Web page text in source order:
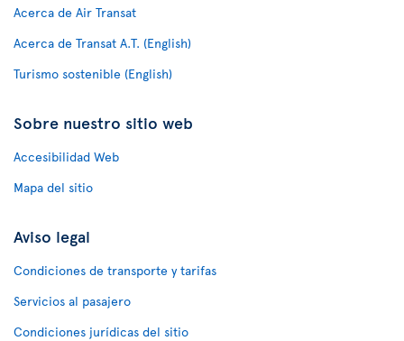
Acerca de Air Transat
Acerca de Transat A.T. (English)
Turismo sostenible (English)
Sobre nuestro sitio web
Accesibilidad Web
Mapa del sitio
Aviso legal
Condiciones de transporte y tarifas
Servicios al pasajero
Condiciones jurídicas del sitio